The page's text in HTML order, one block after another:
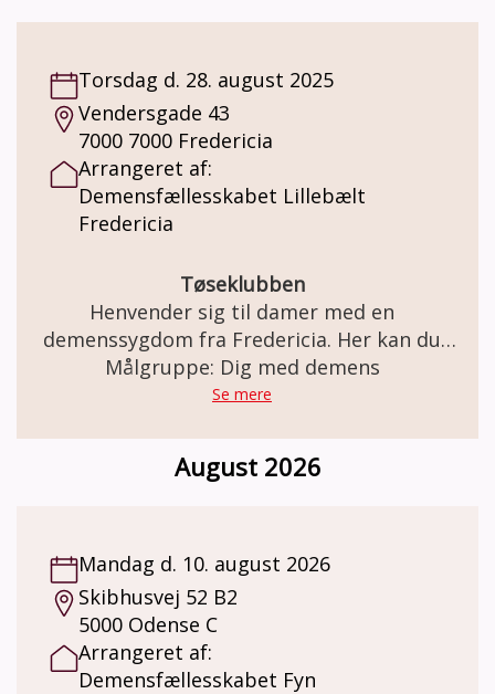
Torsdag d. 28. august 2025
Vendersgade 43
7000 7000 Fredericia
Arrangeret af:
Demensfællesskabet Lillebælt
Fredericia
Tøseklubben
Henvender sig til damer med en
demenssygdom fra Fredericia. Her kan du
møde ligesindede og blive en del af et
naturen, tage på cafebesøg, udflugter, på
Målgruppe: Dig med demens
Se mere
August 2026
Mandag d. 10. august 2026
Skibhusvej 52 B2
5000 Odense C
Arrangeret af:
Demensfællesskabet Fyn